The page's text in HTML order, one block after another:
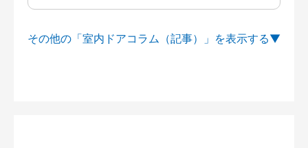
その他の「室内ドアコラム（記事）」を